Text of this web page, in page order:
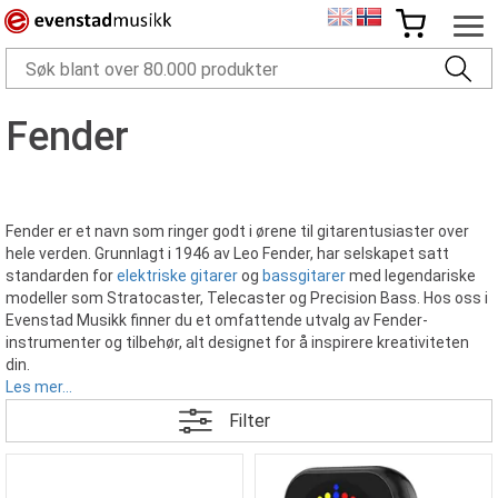
Fender
Fender er et navn som ringer godt i ørene til gitarentusiaster over
hele verden. Grunnlagt i 1946 av Leo Fender, har selskapet satt
standarden forelektriske gitarerog bassgitarermed legendariske
modeller som Stratocaster, Telecaster og Precision Bass. Hos oss i
Evenstad Musikk finner du et omfattende utvalg av Fender-
instrumenter og tilbehør, alt designet for å inspirere kreativiteten
din.
Verdensberømte gitarer og
Les mer...
Filter